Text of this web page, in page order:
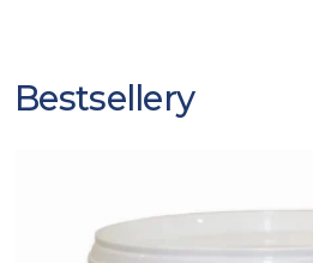
Bestsellery